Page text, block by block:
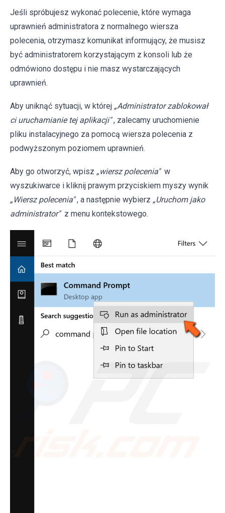
Jeśli spróbujesz wykonać polecenie, które wymaga
uprawnień administratora z normalnego wiersza
polecenia, otrzymasz komunikat informujący, że musisz
być administratorem korzystającym z konsoli lub że
odmówiono dostępu i nie masz wystarczających
uprawnień.
Aby uniknąć sytuacji, w której „Administrator zablokował
ci uruchamianie tej aplikacji" , zalecamy uruchomienie
pliku instalacyjnego za pomocą wiersza polecenia z
podwyższonym poziomem uprawnień.
Aby go otworzyć, wpisz „wiersz polecenia" w
wyszukiwarce i kliknij prawym przyciskiem myszy wynik
„Wiersz polecenia" , a następnie wybierz „Uruchom jako
administrator" z menu kontekstowego.